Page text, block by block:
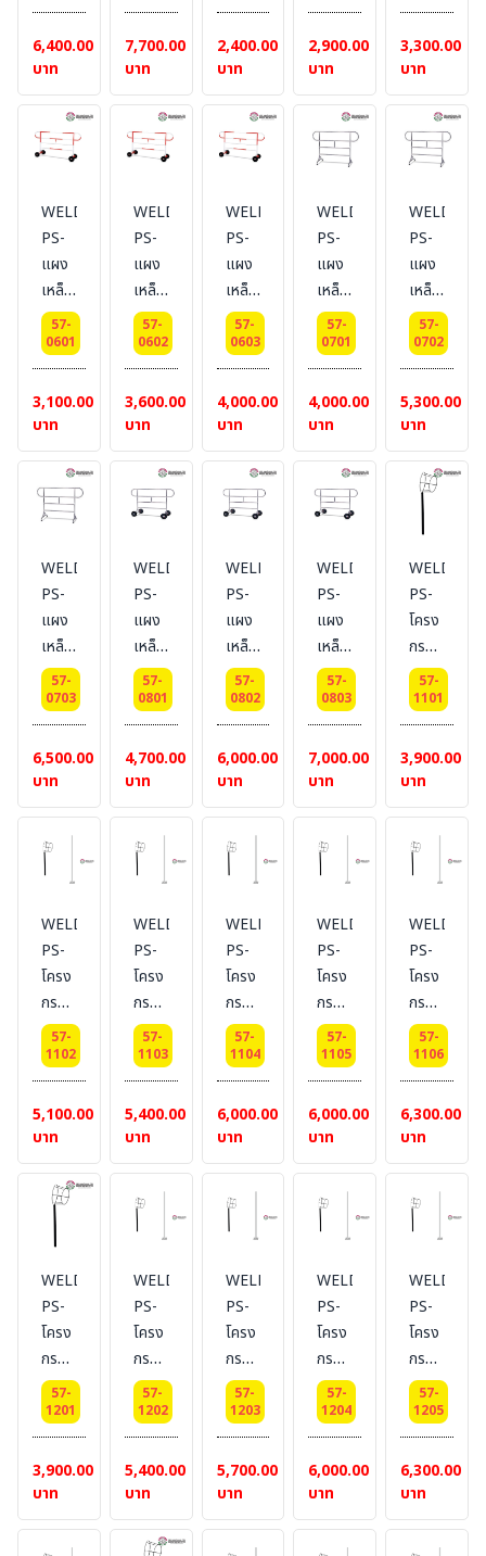
แตน
เลส
ยาว
1.5
เมตร.
แบบ
6,400.00
บาท
แตน
เลส
ยาว
2
เมตร
แบบ
7,700.00
บาท
แบบ
หูช้าง
ความ
สูง 1
ยาว
1 m.
ไม่มี
ล้อ
2,400.00
บาท
แบบ
หูช้าง
ความ
สูง 1
ยาว
1.5
#แบบ
ไม่มี
ล้อ
2,900.00
บาท
แบบ
หูช้าง
ความ
สูง 1
ยาว
2 m.
ไม่มี
ล้อ
3,300.00
บาท
WELDING-
PS-
แผง
เหล็ก
กั้น
จราจร
แบบ
หูช้าง
ความ
สูง(รวม
1.1
m
1 m.
#แบบ
มีล้อ
57-
0601
3,100.00
บาท
WELDING-
PS-
แผง
เหล็ก
กั้น
จราจร
แบบ
หูช้าง
ความ
สูง(รวม
1.1
1.5
m.
#แบบ
มีล้อ
57-
0602
3,600.00
บาท
WELDING-
PS-
แผง
เหล็ก
กั้น
จราจร
แบบ
หูช้าง
ความ
สูง(รวม
1.1
2 m.
#แบบ
มีล้อ
57-
0603
4,000.00
บาท
WELDING-
PS-
แผง
เหล็ก
กั้น
จราจร
หูช้าง
ส
แตน
เลส
แบบ
ไม่มี
1
เมตร
57-
0701
4,000.00
บาท
WELDING-
PS-
แผง
เหล็ก
กั้น
จราจร
หูช้าง
ส
แตน
เลส
แบบ
ไม่มี
ล้อ
1.5
เมตร
57-
0702
5,300.00
บาท
WELDING-
PS-
แผง
เหล็ก
กั้น
จราจร
หูช้าง
ส
แตน
เลส
ไม่มี
ล้อ
2
เมตร
57-
0703
6,500.00
บาท
WELDING-
PS-
แผง
เหล็ก
กั้น
จราจร
หูช้าง
ส
แตน
เลส
มีล้อ
ยาว
เมตร
57-
0801
4,700.00
บาท
WELDING-
PS-
แผง
เหล็ก
กั้น
จราจร
หูช้าง
ส
แตน
เลส
มีล้อ
ยาว
เมตร
57-
0802
6,000.00
บาท
WELDING-
PS-
แผง
เหล็ก
กั้น
จราจร
หูช้าง
ส
แตน
เลส
มีล้อ
ยาว
เมตร
57-
0803
7,000.00
บาท
WELDING-
PS-
โครง
กรวย
ลม
บอก
ทิศทาง
Dai
25
cm.
57-
1101
3,900.00
บาท
WELDING-
PS-
โครง
กรวย
ลม
บอก
ทิศทาง
Dai
25
cm.
เสา
สูง 1
เมตร
57-
1102
5,100.00
บาท
WELDING-
PS-
โครง
กรวย
ลม
บอก
ทิศทาง
Dai
25
cm.
สูง
1.5
57-
1103
5,400.00
บาท
WELDING-
PS-
โครง
กรวย
ลม
บอก
ทิศทาง
Dai
25
cm.
สูง 2
เมตร
57-
1104
6,000.00
บาท
WELDING-
PS-
โครง
กรวย
ลม
บอก
ทิศทาง
Dai
25
cm.
สูง
2.5
57-
1105
6,000.00
บาท
WELDING-
PS-
โครง
กรวย
ลม
บอก
ทิศทาง
Dai
25
cm.
สูง 3
เมตร
57-
1106
6,300.00
บาท
WELDING-
PS-
โครง
กรวย
ลม
บอก
ทิศทาง
Dai
30
cm.
57-
1201
3,900.00
บาท
WELDING-
PS-
โครง
กรวย
ลม
บอก
ทิศทาง
Dai
30
cm.
เสา
57-
1202
5,400.00
บาท
WELDING-
PS-
โครง
กรวย
ลม
บอก
ทิศทาง
Dai
30
cm.
57-
1203
5,700.00
บาท
WELDING-
PS-
โครง
กรวย
ลม
บอก
ทิศทาง
Dai
30
cm.
57-
1204
6,000.00
บาท
WELDING-
PS-
โครง
กรวย
ลม
บอก
ทิศทาง
Dai
30
cm.
57-
1205
6,300.00
บาท